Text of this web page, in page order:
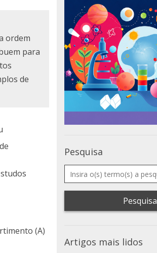
ordem
para
de
(A)
Pesquisa
Artigos mais lidos